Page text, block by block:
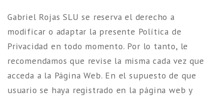
Gabriel Rojas SLU se reserva el derecho a
modificar o adaptar la presente Política de
Privacidad en todo momento. Por lo tanto, le
recomendamos que revise la misma cada vez que
acceda a la Página Web. En el supuesto de que
usuario se haya registrado en la página web y